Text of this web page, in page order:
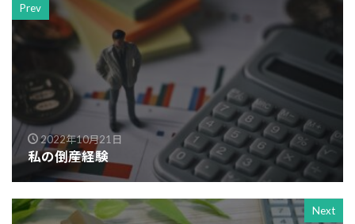
Prev
2022年10月21日
私の倒産経験
Next